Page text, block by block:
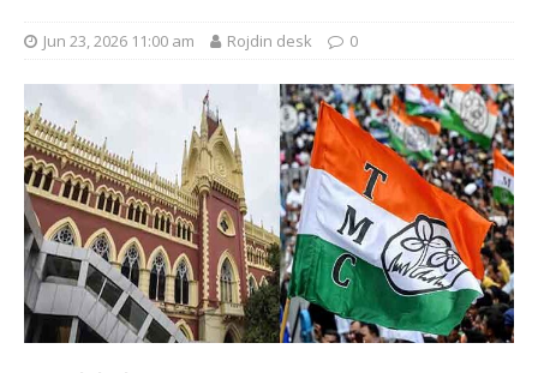
Jun 23, 2026 11:00 am Rojdin desk 0